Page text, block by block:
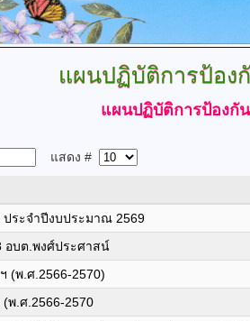
แผนปฏิบัติการป้อง
แผนปฏิบัติการป้องกั
แสดง #
ระจำปีงบประมาณ 2569
อบต.พงศ์ประศาสน์
(พ.ศ.2566-2570)
พ.ศ.2566-2570